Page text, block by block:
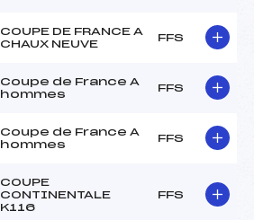
COUPE DE FRANCE A
CHAUX NEUVE
FFS
Coupe de France A
hommes
FFS
Coupe de France A
hommes
FFS
COUPE
CONTINENTALE
K116
FFS